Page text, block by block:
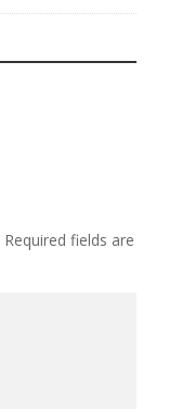
Required fields are